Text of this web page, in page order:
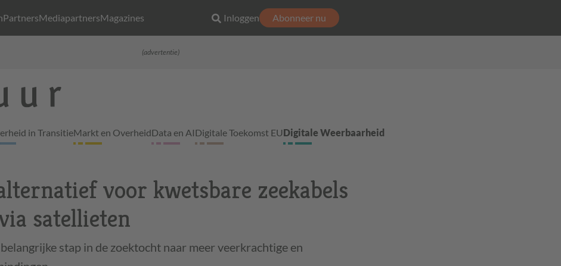
PartnersMediapartnersMagazines Inloggen Abonneer nu
(advertentie)
in TransitieMarkt en OverheidData en AIDigitale Toekomst EUDigitale Weerbaarheid
voor kwetsbare zeekabels
satellieten
stap in de zoektocht naar meer veerkrachtige en